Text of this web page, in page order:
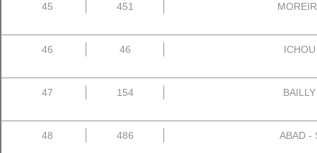
45 451
46 46
47 154
48 486 ABAD -